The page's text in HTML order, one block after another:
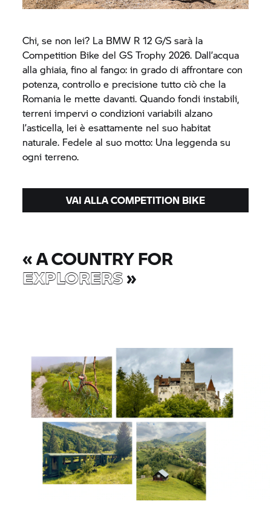
Chi, se non lei? La BMW R 12 G/S sarà la
Competition Bike delGS Trophy 2026. Dall’acqua
alla ghiaia, fino al fango: in grado di affrontare con
potenza, controllo e precisione tutto ciò che la
Romania le mette davanti. Quando fondi instabili,
terreni impervi o condizioni variabili alzano
l’asticella, lei è esattamente nel suo habitat
naturale. Fedele al suo motto: Una leggenda su
ogni terreno.
VAI ALLA COMPETITION BIKE
«A COUNTRY FOR
EXPLORERS»